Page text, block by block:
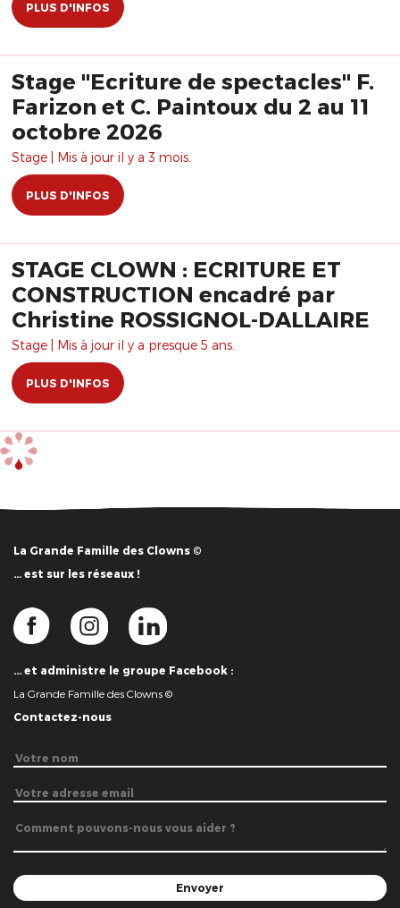
PLUS D'INFOS
Stage "Ecriture de spectacles" F.
Farizon et C. Paintoux du 2 au 11
octobre 2026
Stage | Mis à jour il y a 3 mois.
PLUS D'INFOS
STAGE CLOWN : ECRITURE ET
CONSTRUCTION encadré par
Christine ROSSIGNOL-DALLAIRE
Stage | Mis à jour il y a presque 5 ans.
PLUS D'INFOS
La Grande Famille des Clowns ©
… est sur les réseaux !
… et administre le groupe Facebook :
La Grande Famille des Clowns ©
Contactez-nous